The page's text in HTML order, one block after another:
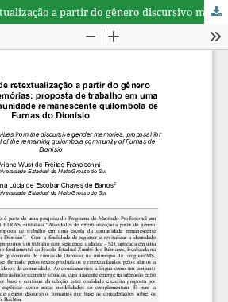
Atividades de retextualização a partir do gênero discursivo memórias: proposta de trabalho em uma escola da comunidade remanescente quilombola de Furnas do Dionísio